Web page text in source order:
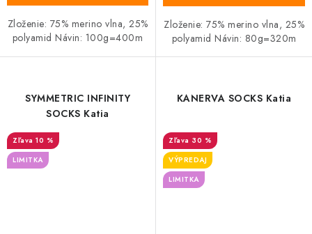
Zloženie: 75% merino vlna, 25%
polyamid Návin: 100g=400m
Zloženie: 75% merino vlna, 25%
polyamid Návin: 80g=320m
SYMMETRIC INFINITY
SOCKS Katia
10 %
LIMITKA
KANERVA SOCKS Katia
30 %
VÝPREDAJ
LIMITKA